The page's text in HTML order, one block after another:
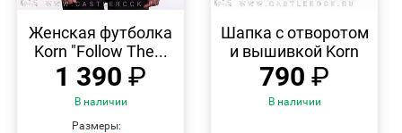
ПРОСМОТР
Женская футболка
Korn "Follow The...
1 390 ₽
В наличии
Размеры:
Шапка с отворотом
и вышивкой Korn
790 ₽
В наличии